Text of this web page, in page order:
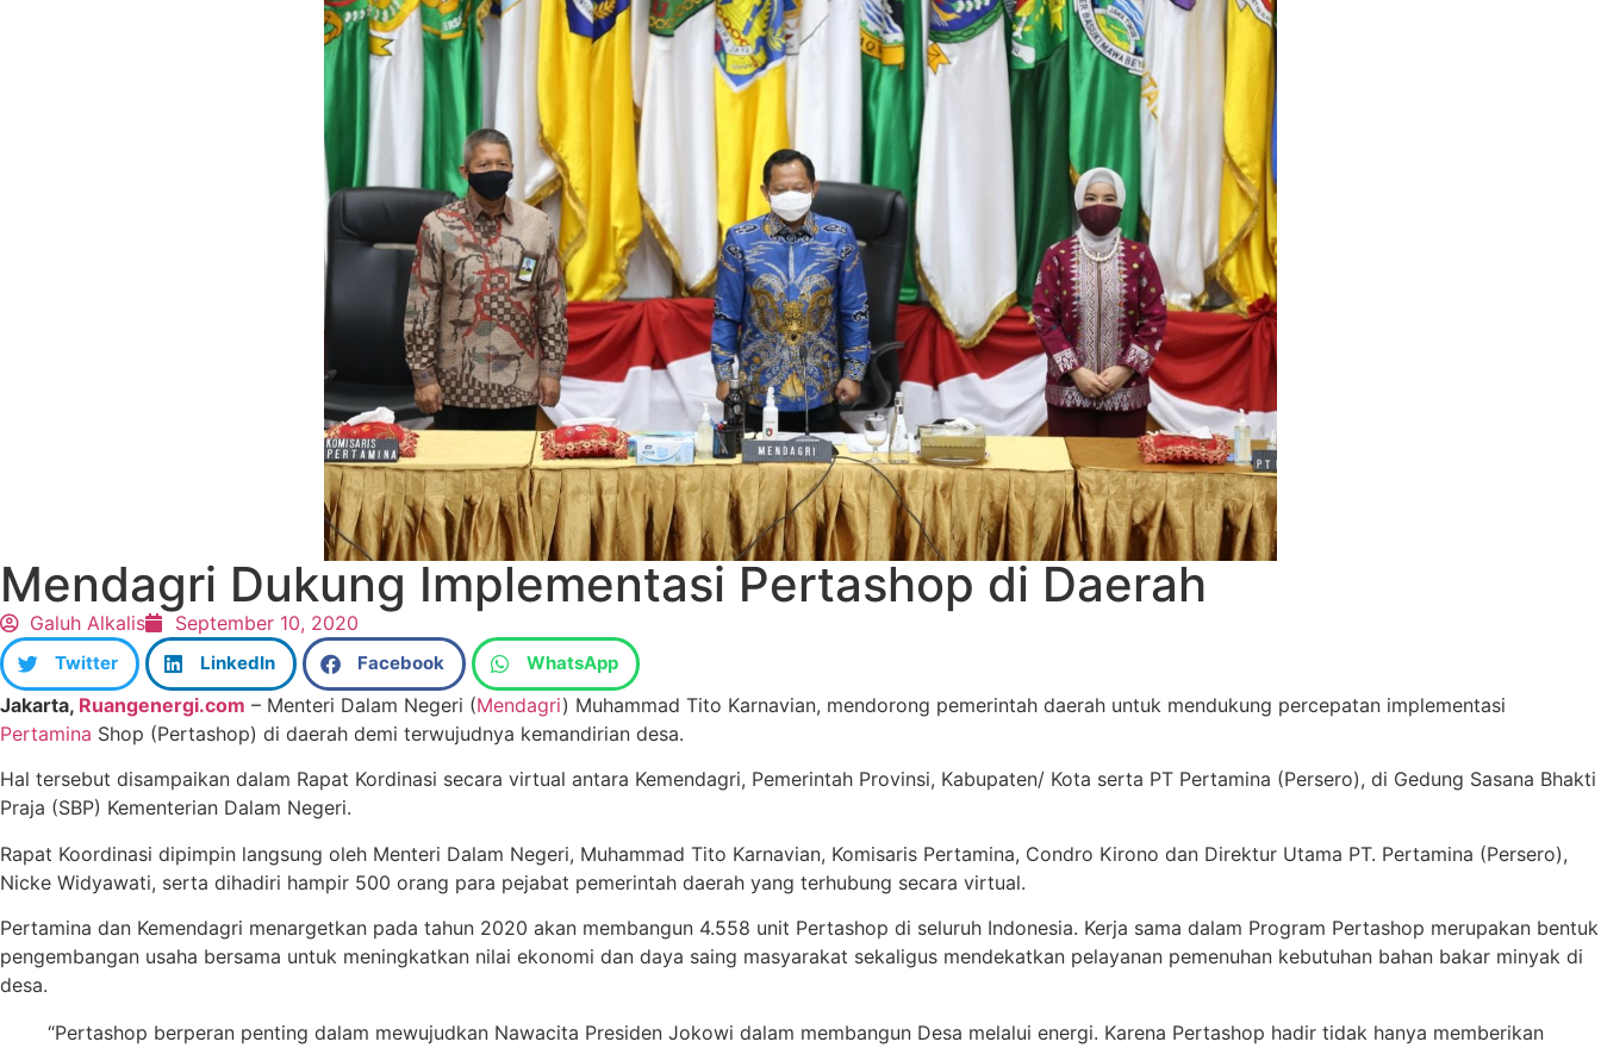
Mendagri Dukung Implementasi Pertashop di Daerah
Galuh Alkalis September 10, 2020
Twitter LinkedIn Facebook WhatsApp
Jakarta, Ruangenergi.com – Menteri Dalam Negeri (Mendagri) Muhammad Tito Karnavian, mendorong pemerintah daerah untuk mendukung percepatan implementasi
Pertamina Shop (Pertashop) di daerah demi terwujudnya kemandirian desa.
Hal tersebut disampaikan dalam Rapat Kordinasi secara virtual antara Kemendagri, Pemerintah Provinsi, Kabupaten/ Kota serta PT Pertamina (Persero), di Gedung Sasana Bhakti
Praja (SBP) Kementerian Dalam Negeri.
Rapat Koordinasi dipimpin langsung oleh Menteri Dalam Negeri, Muhammad Tito Karnavian, Komisaris Pertamina, Condro Kirono dan Direktur Utama PT. Pertamina (Persero),
Nicke Widyawati, serta dihadiri hampir 500 orang para pejabat pemerintah daerah yang terhubung secara virtual.
Pertamina dan Kemendagri menargetkan pada tahun 2020 akan membangun 4.558 unit Pertashop di seluruh Indonesia. Kerja sama dalam Program Pertashop merupakan bentuk
pengembangan usaha bersama untuk meningkatkan nilai ekonomi dan daya saing masyarakat sekaligus mendekatkan pelayanan pemenuhan kebutuhan bahan bakar minyak di
desa.
“Pertashop berperan penting dalam mewujudkan Nawacita Presiden Jokowi dalam membangun Desa melalui energi. Karena Pertashop hadir tidak hanya memberikan